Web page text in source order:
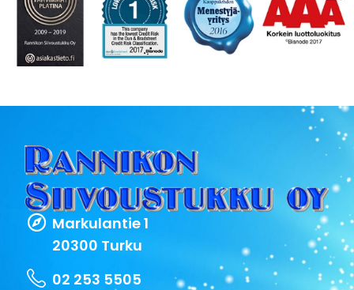
Markulantie 1
20300 Turku
02 253 5505